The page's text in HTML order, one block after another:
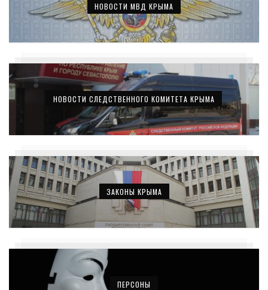
НОВОСТИ МВД КРЫМА
НОВОСТИ СЛЕДСТВЕННОГО КОМИТЕТА КРЫМА
ЗАКОНЫ КРЫМА
ПЕРСОНЫ